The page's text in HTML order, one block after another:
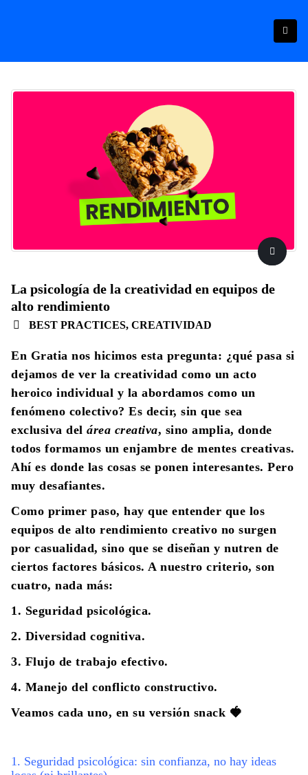
La psicología de la creatividad en equipos de
alto rendimiento
BEST PRACTICES, CREATIVIDAD
En Gratia nos hicimos esta pregunta: ¿qué pasa si
dejamos de ver la creatividad como un acto
heroico individual y la abordamos como un
fenómeno colectivo? Es decir, sin que sea
exclusiva del área creativa, sino amplia, donde
todos formamos un enjambre de mentes creativas.
Ahí es donde las cosas se ponen interesantes. Pero
muy desafiantes.
Como primer paso, hay que entender que los
equipos de alto rendimiento creativo no surgen
por casualidad, sino que se diseñan y nutren de
ciertos factores básicos. A nuestro criterio, son
cuatro, nada más:
1. Seguridad psicológica.
2. Diversidad cognitiva.
3. Flujo de trabajo efectivo.
4. Manejo del conflicto constructivo.
Veamos cada uno, en su versión snack 🍓
1. Seguridad psicológica: sin confianza, no hay ideas